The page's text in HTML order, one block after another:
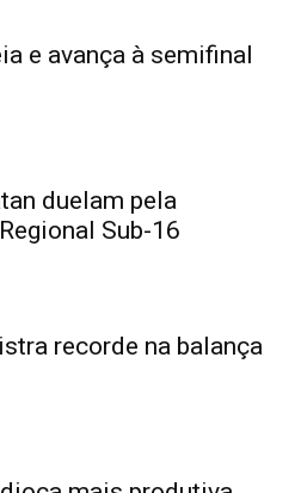
e avança à semifinal
duelam pela
Sub-16
recorde na balança